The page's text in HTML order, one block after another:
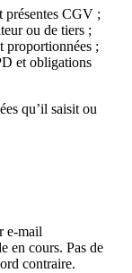
CGV ;
ou de tiers ;
proportionnées ;
et obligations
qu’il saisit ou
e-mail
en cours. Pas de
contraire.